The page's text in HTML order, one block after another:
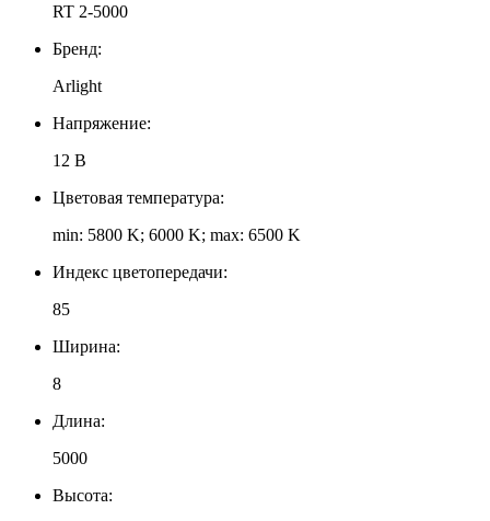
RT 2-5000
Бренд:
Arlight
Напряжение:
12 В
Цветовая температура:
min: 5800 K; 6000 K; max: 6500 K
Индекс цветопередачи:
85
Ширина:
8
Длина:
5000
Высота: